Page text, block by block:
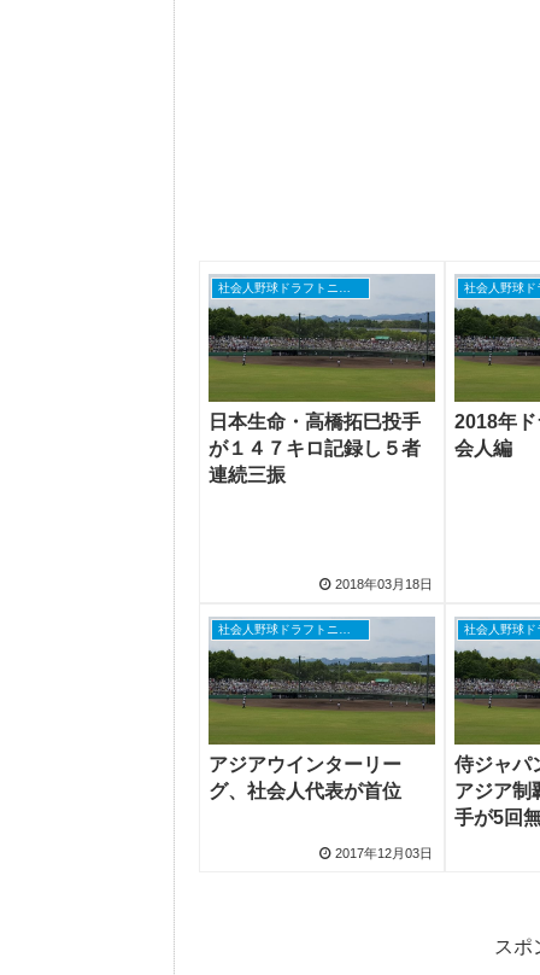
日本生命・高橋拓巳投手
が１４７キロ記録し５者
連続三振
2018年03月18日
2018年
会人編
社会人野球ドラフトニュース
アジアウインターリー
グ、社会人代表が首位
2017年12月03日
侍ジャパ
アジア制
手が5回
スポ